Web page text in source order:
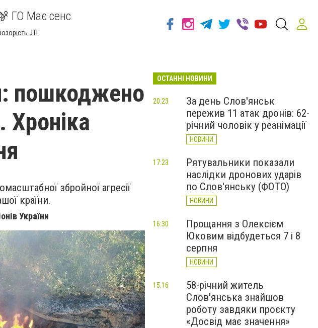
ГО Має сенс
JTI
пошкоджено
Хроніка
збройної агресії
країни.
України
ОСТАННІ НОВИНИ
За день Слов'янськ
пережив 11 атак дронів: 62-
річний чоловік у реанімації
НОВИНИ
20:23
Рятувальники показали
наслідки дронових ударів
по Слов'янську (ФОТО)
НОВИНИ
17:23
Прощання з Олексієм
Юковим відбудеться 7 і 8
серпня
НОВИНИ
16:30
58-річний житель
Слов'янська знайшов
роботу завдяки проєкту
«Досвід має значення»
15:16